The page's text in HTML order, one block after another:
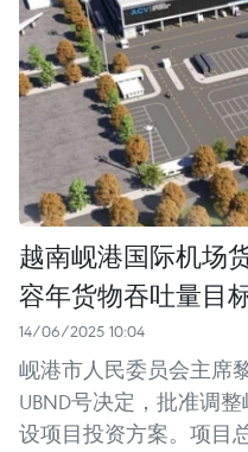
越南岘港国际机场
容年货物吞吐量目
14/06/2025 10:04
岘港市人民委员会主席
UBND号决定，批准调
设项目投资方案。项目